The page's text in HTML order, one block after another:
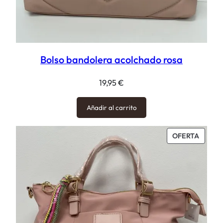
Bolso bandolera acolchado rosa
19,95€
Añadir al carrito
OFERTA
EN